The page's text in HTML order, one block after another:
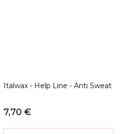
Italwax - Help Line - Anti Sweat
7,70 €